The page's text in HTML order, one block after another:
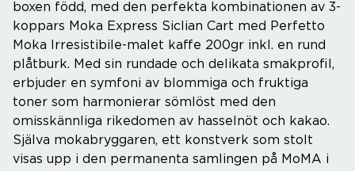
boxen född, med den perfekta kombinationen av 3-
koppars Moka Express Siclian Cart med Perfetto
Moka Irresistibile-malet kaffe 200gr inkl. en rund
plåtburk. Med sin rundade och delikata smakprofil,
erbjuder en symfoni av blommiga och fruktiga
toner som harmonierar sömlöst med den
omisskännliga rikedomen av hasselnöt och kakao.
Själva mokabryggaren, ett konstverk som stolt
visas upp i den permanenta samlingen på MoMA i